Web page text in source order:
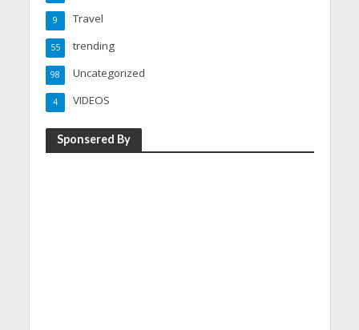
Travel
9
trending
55
Uncategorized
98
VIDEOS
4
Sponsered By